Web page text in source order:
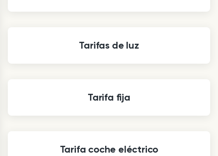
Tarifas de luz
Tarifa fija
Tarifa coche eléctrico